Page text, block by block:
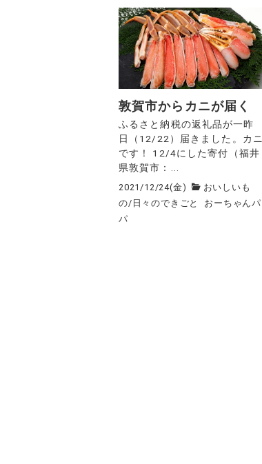
敦賀市からカニが届く
ふるさと納税の返礼品が一昨
日（12/22）届きました。カニ
です！ 12/4にした寄付（福井
県敦賀市：...
2021/12/24(金)
おいしいも
の/ 日々のできごと
おーちゃんパ
パ